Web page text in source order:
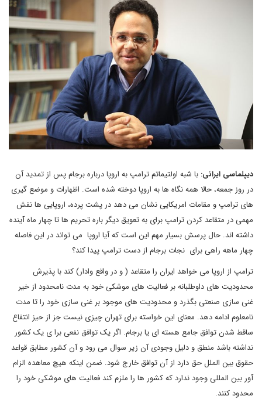
دیپلماسی ایرانی: با شبه اولتیماتم ترامپ به اروپا درباره برجام پس از تمدید آن
در روز جمعه، حالا همه نگاه ها به اروپا دوخته شده است. اظهارات و موضع گیری
های ترامپ و مقامات امریکایی نشان می دهد در پشت پرده، اروپایی ها نقش
مهمی در متقاعد کردن ترامپ برای به تعویق دیگر باره تحریم ها تا چهار ماه آینده
داشته اند. حال پرسش بسیار مهم این است که آیا اروپا می تواند در این فاصله
چهار ماهه راهی برای نجات برجام از دست ترامپ پیدا کند؟
ترامپ از اروپا می خواهد ایران را متقاعد ( و در واقع وادار) کند با پذیرش
محدودیت های داوطلبانه بر فعالیت های موشکی خود به مدت نامحدود از خیر
غنی سازی صنعتی بگذرد و محدودیت های موجود بر غنی سازی خود را تا مدت
نامعلوم ادامه دهد. معنای این خواسته برای تهران چیزی نیست جز از حیز انتفاع
ساقط شدن توافق جامع هسته ای یا برجام. اگر یک توافق نفعی برا ی یک کشور
نداشته باشد منطق و دلیل وجودی آن زیر سوال می رود و آن کشور مطابق قواعد
حقوق بین الملل حق دارد از آن توافق خارج شود. ضمن اینکه هیچ معاهده الزام
آور بین المللی وجود ندارد که کشور ها را ملزم کند فعالیت های موشکی خود را
محدود کنند.